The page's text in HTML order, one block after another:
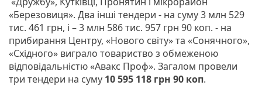
«Березовиця». Два інші тендери - на суму 3 млн 529
тис. 461 грн, і – 3 млн 586 тис. 957 грн 90 коп. - на
прибирання Центру, «Нового світу» та «Сонячного»,
«Східного» виграло товариство з обмеженою
відповідальністю «Авакс Проф». Загалом провели
три тендери на суму 10 595 118 грн 90 коп.